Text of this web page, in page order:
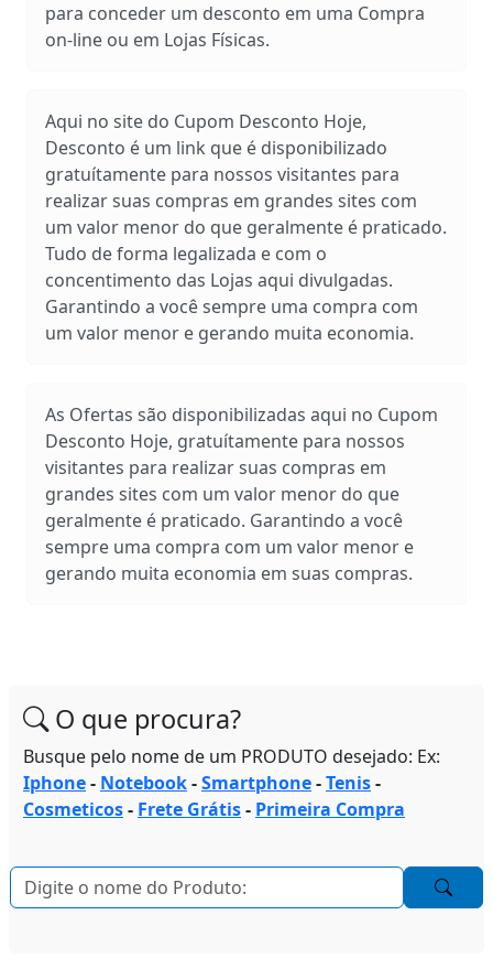
para conceder um desconto em uma Compra
on-line ou em Lojas Físicas.
Aqui no site do Cupom Desconto Hoje,
Desconto é um link que é disponibilizado
gratuítamente para nossos visitantes para
realizar suas compras em grandes sites com
um valor menor do que geralmente é praticado.
Tudo de forma legalizada e com o
concentimento das Lojas aqui divulgadas.
Garantindo a você sempre uma compra com
um valor menor e gerando muita economia.
As Ofertas são disponibilizadas aqui no Cupom
Desconto Hoje, gratuítamente para nossos
visitantes para realizar suas compras em
grandes sites com um valor menor do que
geralmente é praticado. Garantindo a você
sempre uma compra com um valor menor e
gerando muita economia em suas compras.
O que procura?
Busque pelo nome de um PRODUTO desejado: Ex:
Iphone- Notebook-Smartphone-Tenis-
Cosmeticos- Frete Grátis- Primeira Compra